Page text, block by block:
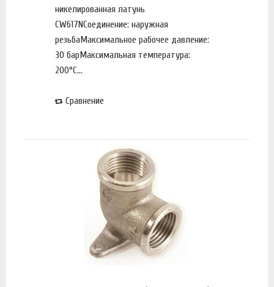
никелированная латунь
CW617NСоединение: наружная
резьбаМаксимальное рабочее давление:
30 барМаксимальная температура:
200°С...
Сравнение